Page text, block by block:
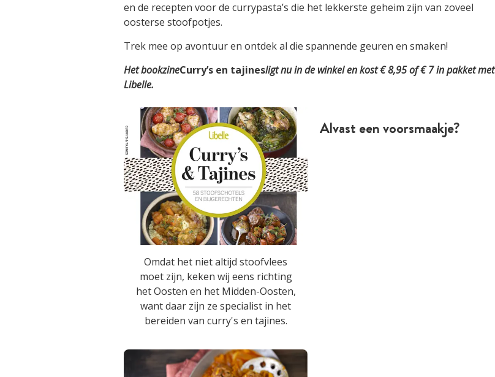
en de recepten voor de currypasta’s die het lekkerste geheim zijn van zoveel
oosterse stoofpotjes.
Trek mee op avontuur en ontdek al die spannende geuren en smaken!
Het bookzineCurry’s en tajinesligt nu in de winkel en kost € 8,95 of € 7 in pakket met
Libelle.
Omdat het niet altijd stoofvlees
moet zijn, keken wij eens richting
het Oosten en het Midden-Oosten,
want daar zijn ze specialist in het
bereiden van curry's en tajines.
Alvast een voorsmaakje?